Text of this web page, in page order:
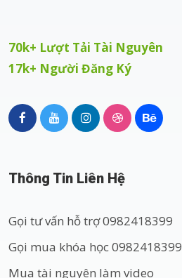
70k+ Lượt Tải Tài Nguyên
17k+ Người Đăng Ký
Thông Tin Liên Hệ
Gọi tư vấn hỗ trợ 0982418399
Gọi mua khóa học 0982418399
Mua tài nguyên làm video